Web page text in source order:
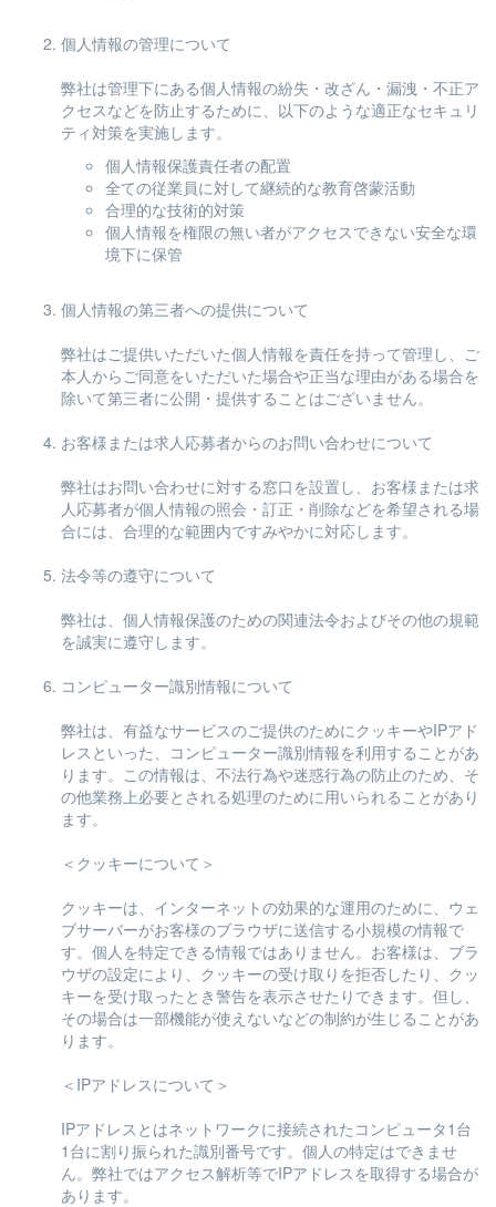
個人情報の管理について
弊社は管理下にある個人情報の紛失・改ざん・漏洩・不正ア
クセスなどを防止するために、以下のような適正なセキュリ
ティ対策を実施します。
個人情報保護責任者の配置
全ての従業員に対して継続的な教育啓蒙活動
合理的な技術的対策
個人情報を権限の無い者がアクセスできない安全な環
境下に保管
個人情報の第三者への提供について
弊社はご提供いただいた個人情報を責任を持って管理し、ご
本人からご同意をいただいた場合や正当な理由がある場合を
除いて第三者に公開・提供することはございません。
お客様または求人応募者からのお問い合わせについて
弊社はお問い合わせに対する窓口を設置し、お客様または求
人応募者が個人情報の照会・訂正・削除などを希望される場
合には、合理的な範囲内ですみやかに対応します。
法令等の遵守について
弊社は、個人情報保護のための関連法令およびその他の規範
を誠実に遵守します。
コンピューター識別情報について
弊社は、有益なサービスのご提供のためにクッキーやIPアド
レスといった、コンピューター識別情報を利用することがあ
ります。この情報は、不法行為や迷惑行為の防止のため、そ
の他業務上必要とされる処理のために用いられることがあり
ます。
＜クッキーについて＞
クッキーは、インターネットの効果的な運用のために、ウェ
ブサーバーがお客様のブラウザに送信する小規模の情報で
す。個人を特定できる情報ではありません。お客様は、ブラ
ウザの設定により、クッキーの受け取りを拒否したり、クッ
キーを受け取ったとき警告を表示させたりできます。但し、
その場合は一部機能が使えないなどの制約が生じることがあ
ります。
＜IPアドレスについて＞
IPアドレスとはネットワークに接続されたコンピュータ1台
1台に割り振られた識別番号です。個人の特定はできませ
ん。弊社ではアクセス解析等でIPアドレスを取得する場合が
あります。